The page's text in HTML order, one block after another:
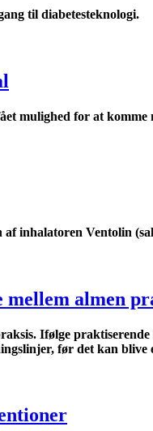
til diabetesteknologi.
mulighed for at
inhalatoren Ventolin
almen
Ifølge
før det kan blive